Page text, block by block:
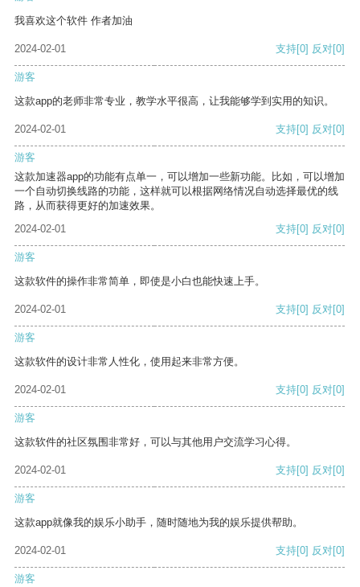
我喜欢这个软件 作者加油
2024-02-01 支持[0] 反对[0]
游客
这款app的老师非常专业，教学水平很高，让我能够学到实用的知识。
2024-02-01 支持[0] 反对[0]
游客
这款加速器app的功能有点单一，可以增加一些新功能。比如，可以增加
一个自动切换线路的功能，这样就可以根据网络情况自动选择最优的线
路，从而获得更好的加速效果。
2024-02-01
支持[0] 反对[0]
游客
这款软件的操作非常简单，即使是小白也能快速上手。
2024-02-01 支持[0] 反对[0]
游客
这款软件的设计非常人性化，使用起来非常方便。
2024-02-01 支持[0] 反对[0]
游客
这款软件的社区氛围非常好，可以与其他用户交流学习心得。
2024-02-01 支持[0] 反对[0]
游客
这款app就像我的娱乐小助手，随时随地为我的娱乐提供帮助。
2024-02-01 支持[0] 反对[0]
游客